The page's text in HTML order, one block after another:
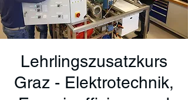
Lehrlingszusatzkurs
Graz - Elektrotechnik,